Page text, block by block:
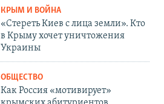
КРЫМ И ВОЙНА
«Стереть Киев с лица земли». Кто
в Крыму хочет уничтожения
Украины
ОБЩЕСТВО
Как Россия «мотивирует»